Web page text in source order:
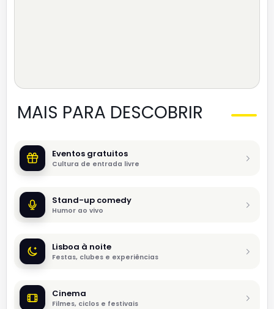
MAIS PARA DESCOBRIR
Eventos gratuitos
Cultura de entrada livre
Stand-up comedy
Humor ao vivo
Lisboa à noite
Festas, clubes e experiências
Cinema
Filmes, ciclos e festivais